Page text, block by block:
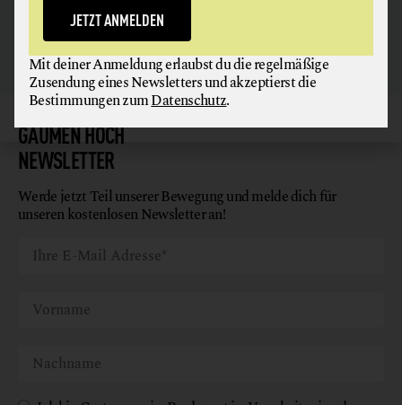
GAUMEN HOCH
NEWSLETTER
Werde jetzt Teil unserer Bewegung und melde dich für
unseren kostenlosen Newsletter an!
JETZT ANMELDEN
Mit deiner Anmeldung erlaubst du die regelmäßige
Zusendung eines Newsletters und akzeptierst die
Bestimmungen zumDatenschutz.